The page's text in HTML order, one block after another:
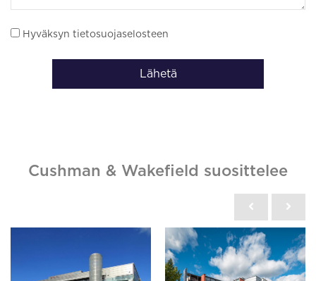
Hyväksyn tietosuojaselosteen
Lähetä
Cushman & Wakefield suosittelee